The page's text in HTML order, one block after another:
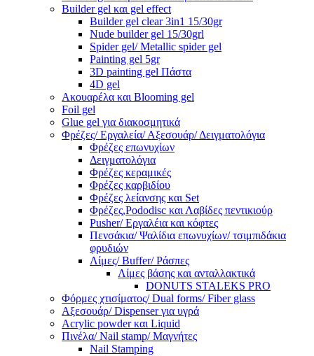
Builder gel και gel effect
Builder gel clear 3in1 15/30gr
Nude builder gel 15/30grl
Spider gel/ Metallic spider gel
Painting gel 5gr
3D painting gel Πάστα
4D gel
Ακουαρέλα και Blooming gel
Foil gel
Glue gel για διακοσμητικά
Φρέζες/ Εργαλεία/ Αξεσουάρ/ Δειγματολόγια
Φρέζες επωνυχίων
Δειγματολόγια
Φρέζες κεραμικές
Φρέζες καρβιδίου
Φρέζες λείανσης και Set
Φρέζες,Pododisc και Λαβίδες πεντικιούρ
Pusher/ Εργαλέια και κόφτες
Πενσάκια/ Ψαλίδια επωνυχίων/ τσιμπιδάκια
φρυδιών
Λίμες/ Buffer/ Ράσπες
Λίμες βάσης και ανταλλακτικά
DONUTS STALEKS PRO
Φόρμες χτισίματος/ Dual forms/ Fiber glass
Αξεσουάρ/ Dispenser για υγρά
Acrylic powder και Liquid
Πινέλα/ Nail stamp/ Μαγνήτες
Nail Stamping